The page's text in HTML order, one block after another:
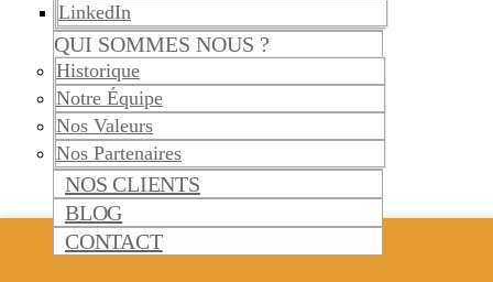
LinkedIn
QUI SOMMES NOUS ?
Historique
Notre Équipe
Nos Valeurs
Nos Partenaires
NOS CLIENTS
BLOG
CONTACT